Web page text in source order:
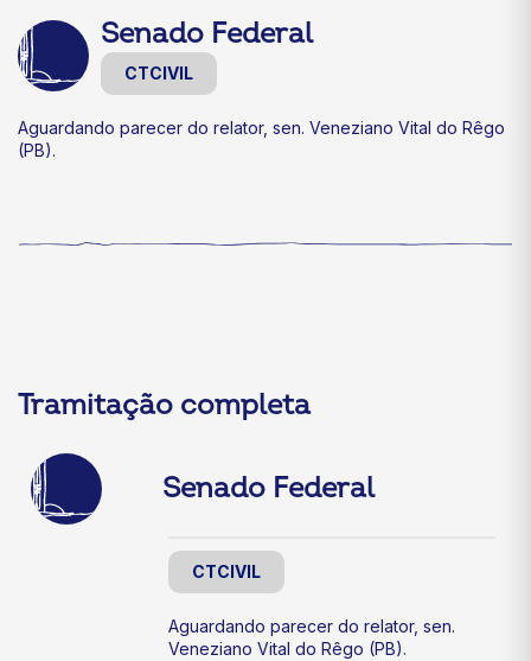
Senado Federal
CTCIVIL
Aguardando parecer do relator, sen. Veneziano Vital do Rêgo
(PB).
Tramitação completa
Senado Federal
CTCIVIL
Aguardando parecer do relator, sen.
Veneziano Vital do Rêgo (PB).